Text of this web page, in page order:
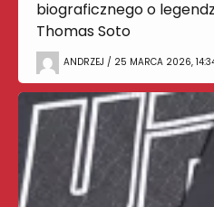
biograficznego o
Thomas Soto
ANDRZEJ / 25 MARCA 2026,